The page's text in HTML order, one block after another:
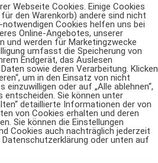
Webseite Cookies. Einige Cookies
den Warenkorb) andere sind nicht
Cookies helfen uns bei
Online-Angebotes, unserer
und werden für Marketingzwecke
umfasst die Speicherung von
Endgerät, das Auslesen
sowie deren Verarbeitung. Klicken
um in den Einsatz von nicht
einzuwilligen oder auf „Alle ablehnen“,
entscheiden. Sie können unter
detaillierte Informationen der von
von Cookies erhalten und deren
Sie können die Einstellungen
Cookies auch nachträglich jederzeit
Datenschutzerklärung oder unten auf